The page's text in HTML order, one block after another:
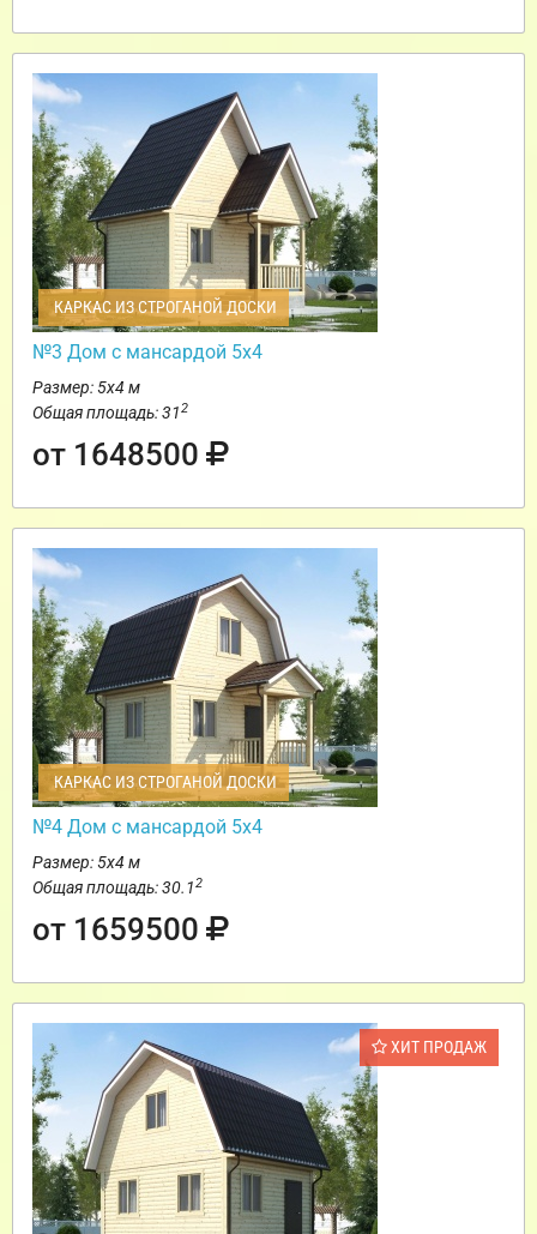
КАРКАС ИЗ СТРОГАНОЙ ДОСКИ
№3 Дом с мансардой 5х4
Размер: 5х4 м
Общая площадь: 312
от 1648500
КАРКАС ИЗ СТРОГАНОЙ ДОСКИ
№4 Дом с мансардой 5х4
Размер: 5х4 м
Общая площадь: 30.12
от 1659500
ХИТ ПРОДАЖ